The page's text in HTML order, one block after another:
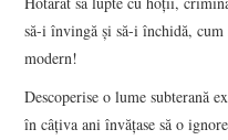
să-i învingă și să-i închidă,
modern!
Descoperise o lume subterană
în câțiva ani învățase să o